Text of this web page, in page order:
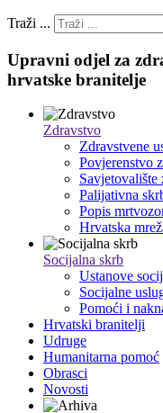
Traži ...
Upravni odjel za
hrvatske branitelje
Zdravstvo
Zdravstvene
Povjerenstvo
Savjetovalište
Palijativna
Popis
Hrvatska
Socijalna skrb
Ustanove
Socijalne
Pomoći i
Hrvatski branitelji
Udruge
Humanitarna pomoć
Obrasci
Novosti